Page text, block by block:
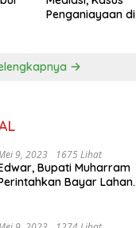
Penganiayaan di
9, 2023 1675 Lihat
Bupati Muharram
Bayar Lahan